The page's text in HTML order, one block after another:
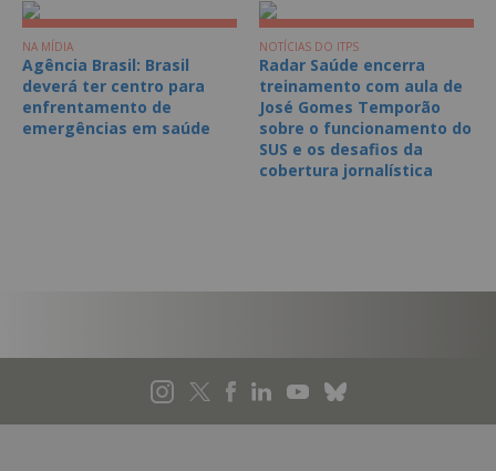
NA MÍDIA
Agência Brasil: Brasil
deverá ter centro para
enfrentamento de
emergências em saúde
NOTÍCIAS DO ITPS
Radar Saúde encerra
treinamento com aula de
José Gomes Temporão
sobre o funcionamento do
SUS e os desafios da
cobertura jornalística